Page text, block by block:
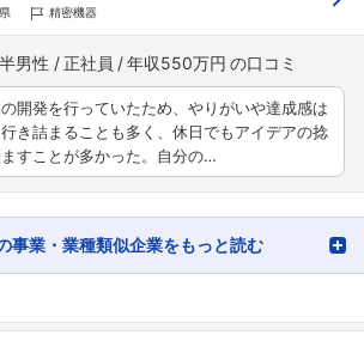
精密機器
男性 正社員 年収550万円
開発を行っていたため、やりがいや達成感は
き詰まることも多く、休日でもアイデアの捻
すことが多かった。自分の…
事業・業種類似企業をもっと読む